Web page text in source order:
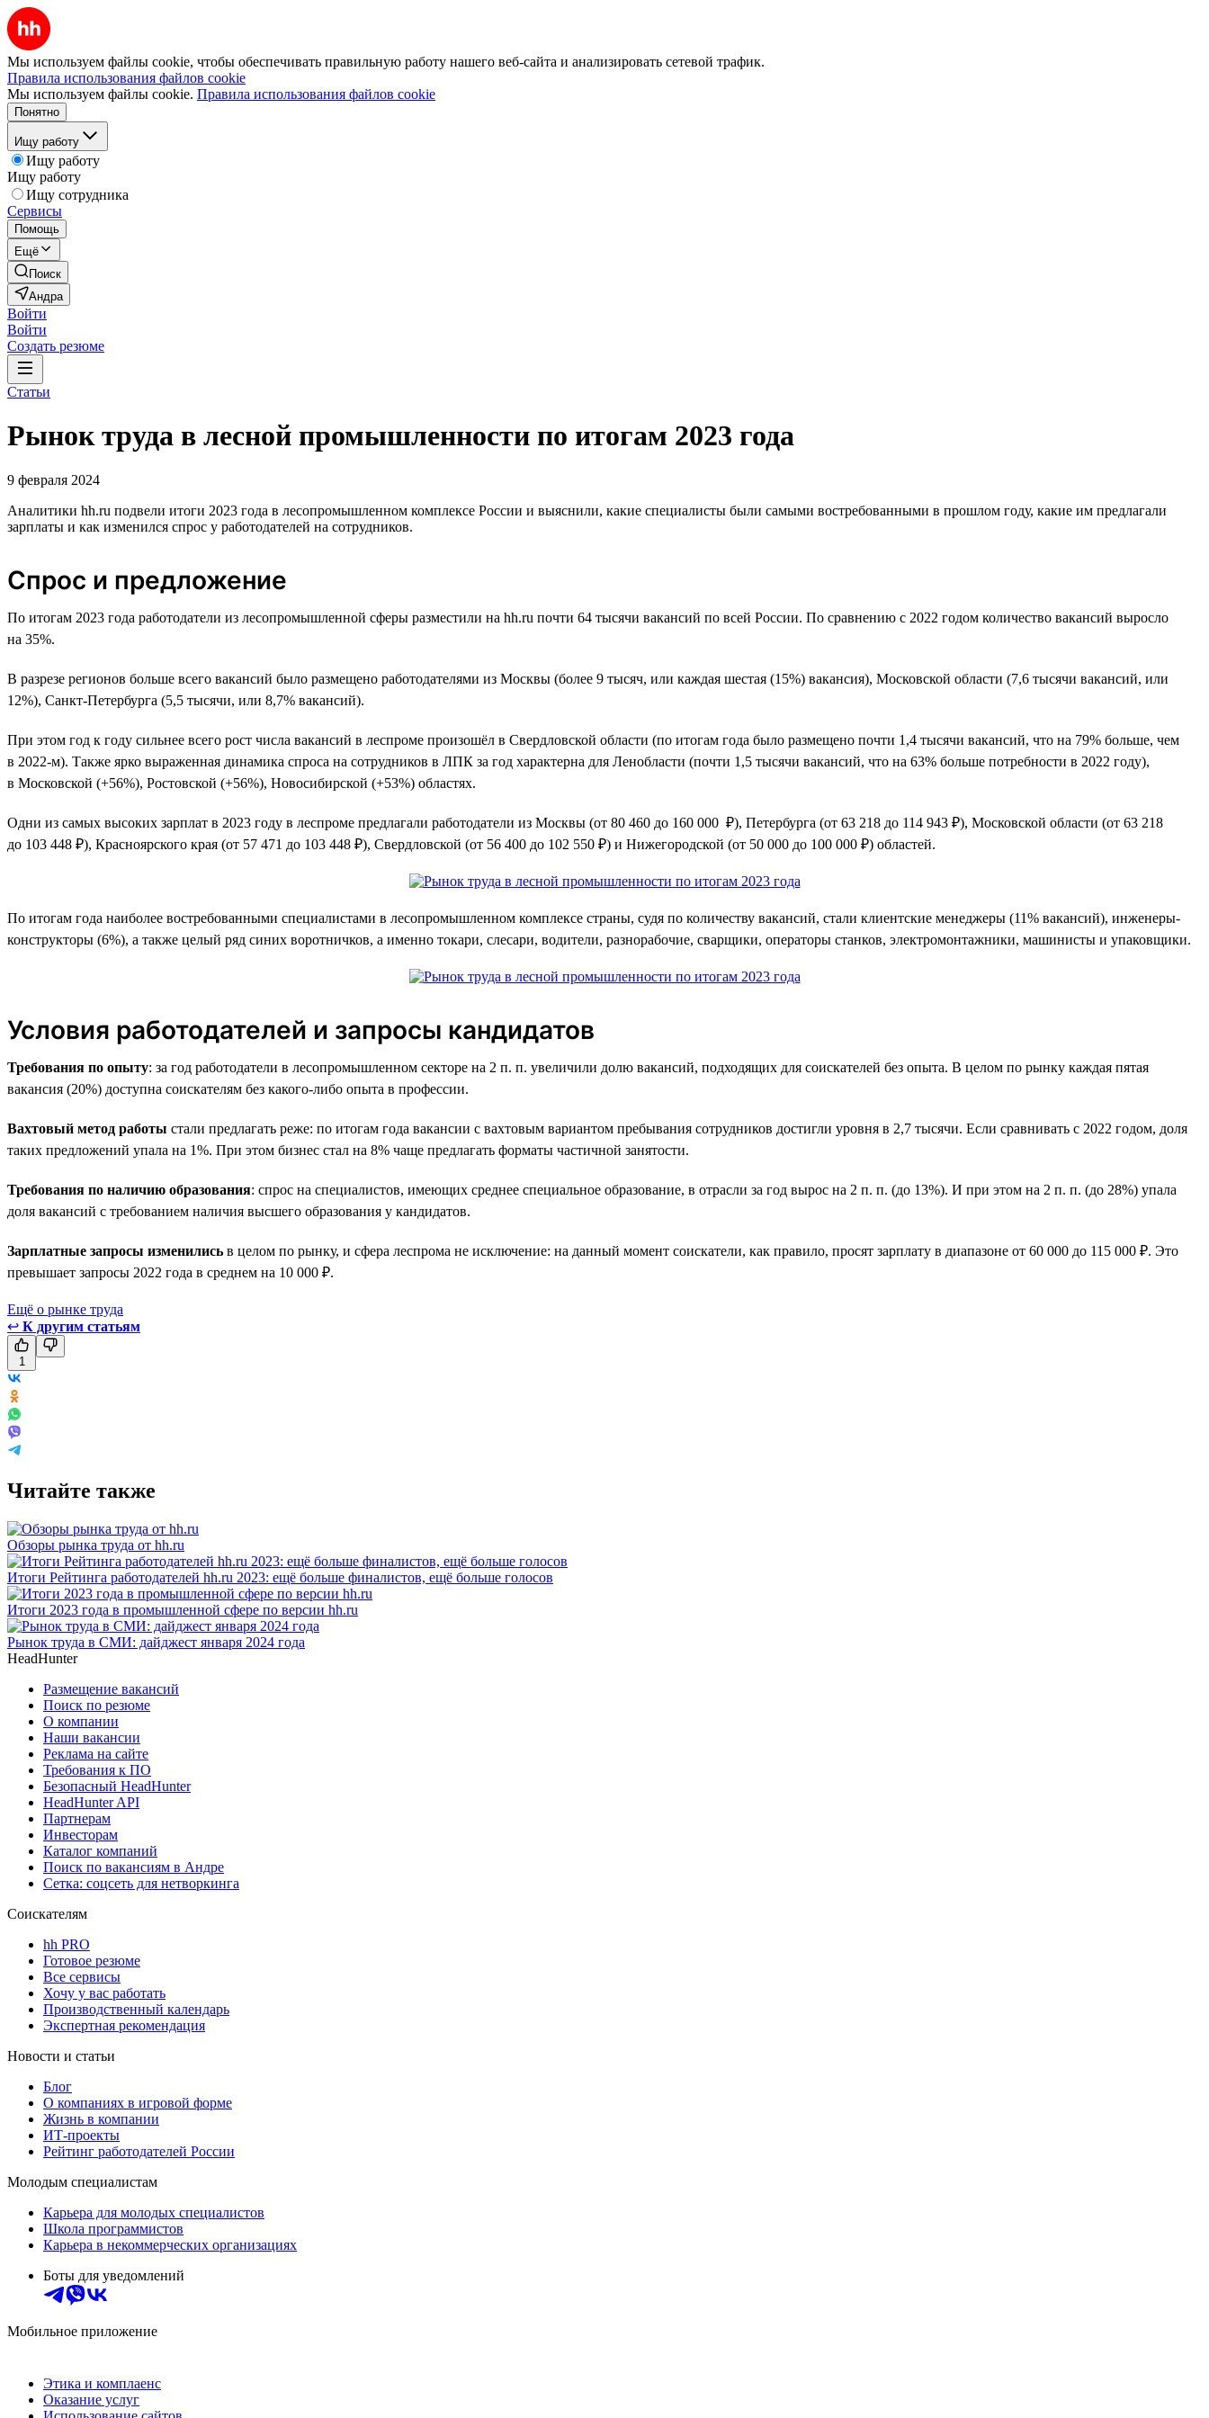
Мы используем файлы cookie, чтобы обеспечивать правильную работу нашего веб-сайта и анализировать сетевой трафик.
Правила использования файлов cookie
Мы используем файлы cookie. Правила использования файлов cookie
Понятно
Ищу работу
Ищу работу
Ищу работу
Ищу сотрудника
Сервисы
Помощь
Ещё
Поиск
Андра
Войти
Войти
Создать резюме
Статьи
Рынок труда в лесной промышленности по итогам 2023 года
9 февраля 2024
Аналитики hh.ru подвели итоги 2023 года в лесопромышленном комплексе России и выяснили, какие специалисты были самыми востребованными в прошлом году, какие им предлагали
зарплаты и как изменился спрос у работодателей на сотрудников.
Спрос и предложение
По итогам 2023 года работодатели из лесопромышленной сферы разместили на hh.ru почти 64 тысячи вакансий по всей России. По сравнению с 2022 годом количество вакансий выросло
на 35%.
В разрезе регионов больше всего вакансий было размещено работодателями из Москвы (более 9 тысяч, или каждая шестая (15%) вакансия), Московской области (7,6 тысячи вакансий, или
12%), Санкт-Петербурга (5,5 тысячи, или 8,7% вакансий).
При этом год к году сильнее всего рост числа вакансий в леспроме произошёл в Свердловской области (по итогам года было размещено почти 1,4 тысячи вакансий, что на 79% больше, чем
в 2022-м). Также ярко выраженная динамика спроса на сотрудников в ЛПК за год характерна для Ленобласти (почти 1,5 тысячи вакансий, что на 63% больше потребности в 2022 году),
в Московской (+56%), Ростовской (+56%), Новосибирской (+53%) областях.
Одни из самых высоких зарплат в 2023 году в леспроме предлагали работодатели из Москвы (от 80 460 до 160 000 ₽), Петербурга (от 63 218 до 114 943 ₽), Московской области (от 63 218
до 103 448 ₽), Красноярского края (от 57 471 до 103 448 ₽), Свердловской (от 56 400 до 102 550 ₽) и Нижегородской (от 50 000 до 100 000 ₽) областей.
По итогам года наиболее востребованными специалистами в лесопромышленном комплексе страны, судя по количеству вакансий, стали клиентские менеджеры (11% вакансий), инженеры-
конструкторы (6%), а также целый ряд синих воротничков, а именно токари, слесари, водители, разнорабочие, сварщики, операторы станков, электромонтажники, машинисты и упаковщики.
Условия работодателей и запросы кандидатов
Требования по опыту: за год работодатели в лесопромышленном секторе на 2 п. п. увеличили долю вакансий, подходящих для соискателей без опыта. В целом по рынку каждая пятая
вакансия (20%) доступна соискателям без какого-либо опыта в профессии.
Вахтовый метод работы стали предлагать реже: по итогам года вакансии с вахтовым вариантом пребывания сотрудников достигли уровня в 2,7 тысячи. Если сравнивать с 2022 годом, доля
таких предложений упала на 1%. При этом бизнес стал на 8% чаще предлагать форматы частичной занятости.
Требования по наличию образования: спрос на специалистов, имеющих среднее специальное образование, в отрасли за год вырос на 2 п. п. (до 13%). И при этом на 2 п. п. (до 28%) упала
доля вакансий с требованием наличия высшего образования у кандидатов.
Зарплатные запросы изменились в целом по рынку, и сфера леспрома не исключение: на данный момент соискатели, как правило, просят зарплату в диапазоне от 60 000 до 115 000 ₽. Это
превышает запросы 2022 года в среднем на 10 000 ₽.
Ещё о рынке труда
↩ К другим статьям
1
Читайте также
Обзоры рынка труда от hh.ru
Итоги Рейтинга работодателей hh.ru 2023: ещё больше финалистов, ещё больше голосов
Итоги 2023 года в промышленной сфере по версии hh.ru
Рынок труда в СМИ: дайджест января 2024 года
HeadHunter
Размещение вакансий
Поиск по резюме
О компании
Наши вакансии
Реклама на сайте
Требования к ПО
Безопасный HeadHunter
HeadHunter API
Партнерам
Инвесторам
Каталог компаний
Поиск по вакансиям в Андре
Сетка: соцсеть для нетворкинга
Соискателям
hh PRO
Готовое резюме
Все сервисы
Хочу у вас работать
Производственный календарь
Экспертная рекомендация
Новости и статьи
Блог
О компаниях в игровой форме
Жизнь в компании
ИТ-проекты
Рейтинг работодателей России
Молодым специалистам
Карьера для молодых специалистов
Школа программистов
Карьера в некоммерческих организациях
Боты для уведомлений
Мобильное приложение
Этика и комплаенс
Оказание услуг